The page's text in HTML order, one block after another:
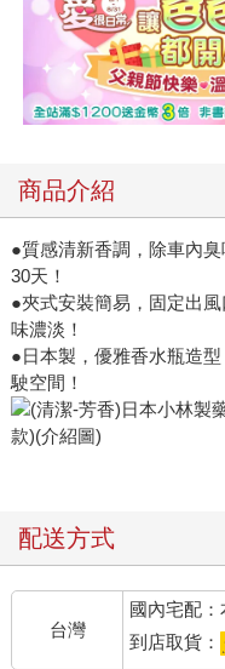
商品介紹
●質感清新香調，除車內
30天！
●夾式安裝簡易，固定出
味濃淡！
●日本製，優雅香水瓶造
駛空間！
配送方式
台灣
國內宅配：
到店取貨：